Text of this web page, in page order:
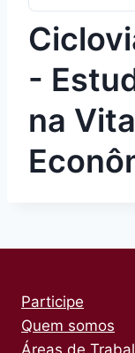
-
na
Participe
Quem somos
Áreas de